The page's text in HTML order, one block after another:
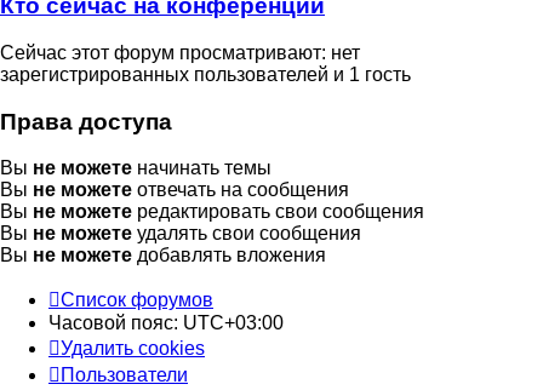
Кто сейчас на конференции
Сейчас этот форум просматривают: нет
зарегистрированных пользователей и 1 гость
Права доступа
Вы не можете начинать темы
Вы не можете отвечать на сообщения
Вы не можете редактировать свои сообщения
Вы не можете удалять свои сообщения
Вы не можете добавлять вложения
Список форумов
Часовой пояс: UTC+03:00
Удалить cookies
Пользователи